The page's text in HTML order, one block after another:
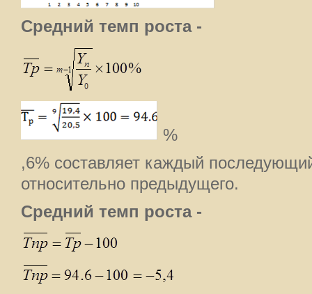
Средний темп роста -
%
,6% составляет каждый
относительно предыдущего.
Средний темп роста -